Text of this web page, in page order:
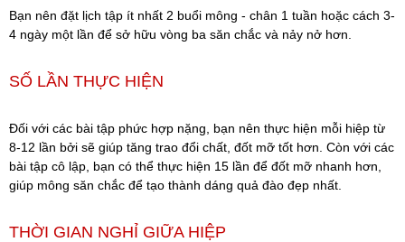
Bạn nên đặt lịch tập ít nhất 2 buổi mông - chân 1 tuần hoặc cách 3-
4 ngày một lần để sở hữu vòng ba săn chắc và nảy nở hơn.
SỐ LẦN THỰC HIỆN
Đối với các bài tập phức hợp nặng, bạn nên thực hiện mỗi hiệp từ
8-12 lần bởi sẽ giúp tăng trao đổi chất, đốt mỡ tốt hơn. Còn với các
bài tập cô lập, bạn có thể thực hiện 15 lần để đốt mỡ nhanh hơn,
giúp mông săn chắc để tạo thành dáng quả đào đẹp nhất.
THỜI GIAN NGHỈ GIỮA HIỆP